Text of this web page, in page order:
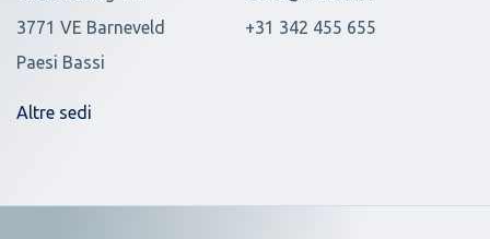
3771 VE Barneveld
Paesi Bassi
Altre sedi
+31 342 455 655